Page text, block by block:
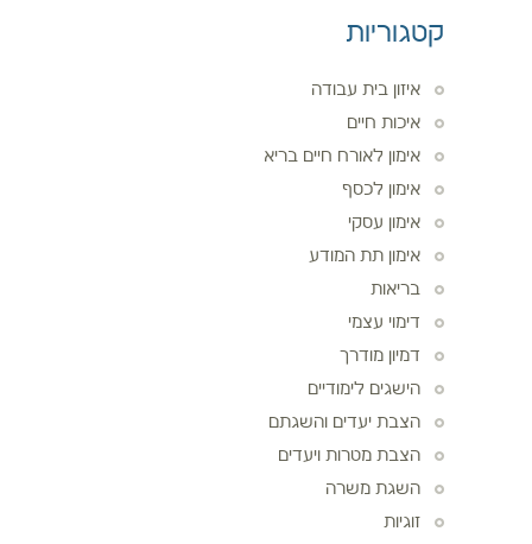
קטגוריות
איזון בית עבודה
איכות חיים
אימון לאורח חיים בריא
אימון לכסף
אימון עסקי
אימון תת המודע
בריאות
דימוי עצמי
דמיון מודרך
הישגים לימודיים
הצבת יעדים והשגתם
הצבת מטרות ויעדים
השגת משרה
זוגיות